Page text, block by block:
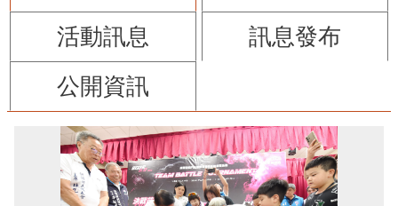
活動訊息
訊息發布
公開資訊